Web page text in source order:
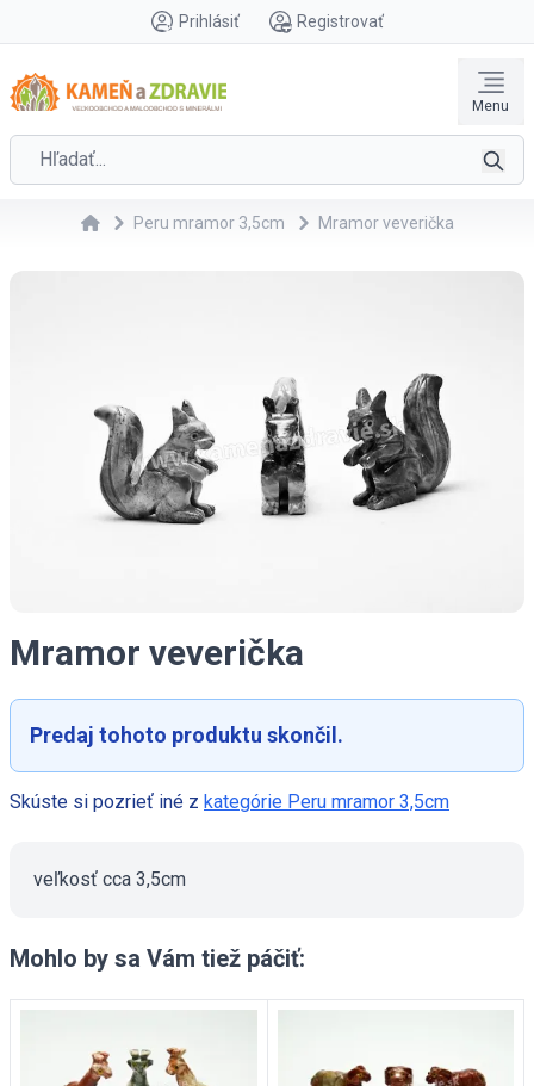
Prihlásiť Registrovať
Menu
Peru mramor 3,5cm Mramor veverička
Mramor veverička
Predaj tohoto produktu skončil.
Skúste si pozrieť iné z kategórie Peru mramor 3,5cm
veľkosť cca 3,5cm
Mohlo by sa Vám tiež páčiť: